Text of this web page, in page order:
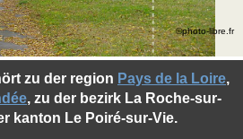
zu der region Pays de la Loire,
, zu der bezirk La Roche-sur-
kanton Le Poiré-sur-Vie.
©photo-libre.fr